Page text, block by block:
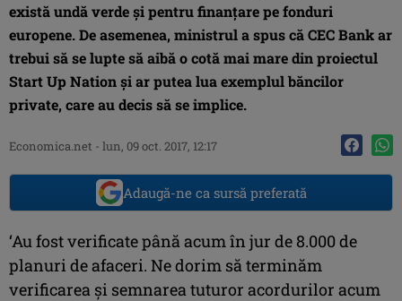
există undă verde şi pentru finanţare pe fonduri
europene. De asemenea, ministrul a spus că CEC Bank ar
trebui să se lupte să aibă o cotă mai mare din proiectul
Start Up Nation şi ar putea lua exemplul băncilor
private, care au decis să se implice.
Economica.net - lun, 09 oct. 2017, 12:17
Adaugă-ne ca sursă preferată
‘Au fost verificate până acum în jur de 8.000 de
planuri de afaceri. Ne dorim să terminăm
verificarea şi semnarea tuturor acordurilor acum